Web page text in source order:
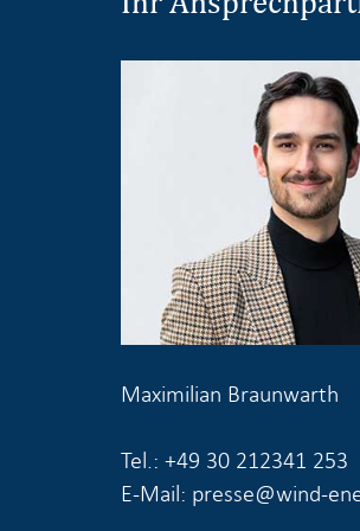
Maximilian Braunwarth
Tel.: +49 30 212341 253
E-Mail: presse@wind-